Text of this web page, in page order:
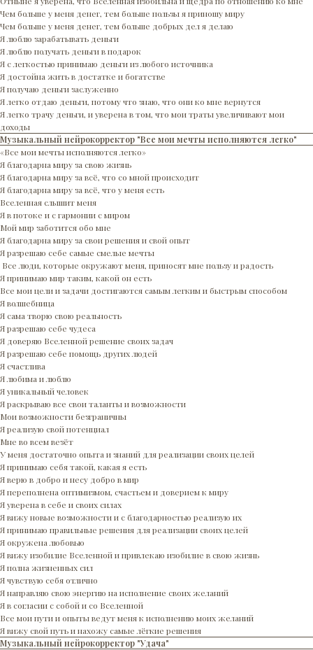
Чем больше у меня денег, тем больше пользы я приношу миру
Чем больше у меня денег, тем больше добрых дел я делаю
Я люблю зарабатывать деньги
Я люблю получать деньги в подарок
Я с легкостью принимаю деньги из любого источника
Я достойна жить в достатке и богатстве
Я получаю деньги заслуженно
Я легко отдаю деньги, потому что знаю, что они ко мне вернутся
Я легко трачу деньги, и уверена в том, что мои траты увеличивают мои
доходы
Музыкальный нейрокорректор "Все мои мечты исполняются легко"
«Все мои мечты исполняются легко»
Я благодарна миру за свою жизнь
Я благодарна миру за всё, что со мной происходит
Я благодарна миру за всё, что у меня есть
Вселенная слышит меня
Я в потоке и с гармонии с миром
Мой мир заботится обо мне
Я благодарна миру за свои решения и свой опыт
Я разрешаю себе самые смелые мечты
Все люди, которые окружают меня, приносят мне пользу и радость
Я принимаю мир таким, какой он есть
Все мои цели и задачи достигаются самым легким и быстрым способом
Я волшебница
Я сама творю свою реальность
Я разрешаю себе чудеса
Я доверяю Вселенной решение своих задач
Я разрешаю себе помощь других людей
Я счастлива
Я любима и люблю
Я уникальный человек
Я раскрываю все свои таланты и возможности
Мои возможности безграничны
Я реализую свой потенциал
Мне во всем везёт
У меня достаточно опыта и знаний для реализации своих целей
Я принимаю себя такой, какая я есть
Я верю в добро и несу добро в мир
Я переполнена оптимизмом, счастьем и доверием к миру
Я уверена в себе и своих силах
Я вижу новые возможности и с благодарностью реализую их
Я принимаю правильные решения для реализации своих целей
Я окружена любовью
Я вижу изобилие Вселенной и привлекаю изобилие в свою жизнь
Я полна жизненных сил
Я чувствую себя отлично
Я направляю свою энергию на исполнение своих желаний
Я в согласии с собой и со Вселенной
Все мои пути и опыты ведут меня к исполнению моих желаний
Я вижу свой путь и нахожу самые лёгкие решения
Музыкальный нейрокорректор "Удача"